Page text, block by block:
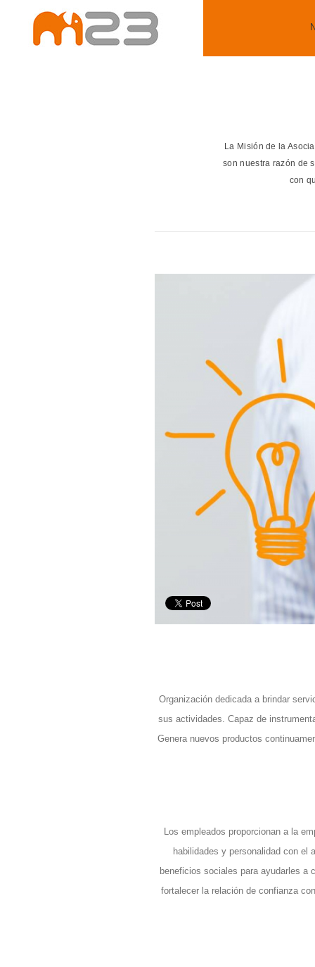
La Misión de la
son nuestra razón de
con
Organización dedicada a brindar
sus actividades. Capaz de
Genera nuevos productos
Los empleados proporcionan a la
habilidades y personalidad con el
beneficios sociales para ayudarles a
fortalecer la relación de confianza